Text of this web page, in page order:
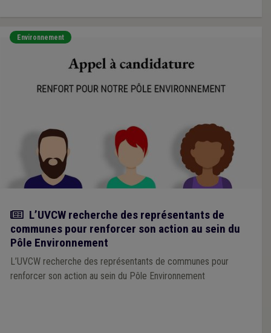
Environnement
Actualité
L’UVCW recherche des représentants de
communes pour renforcer son action au sein du
Pôle Environnement
L’UVCW recherche des représentants de communes pour
renforcer son action au sein du Pôle Environnement